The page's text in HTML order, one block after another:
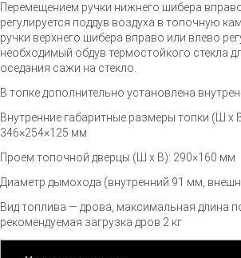
Перемещением ручки нижнего шибера
регулируется поддув воздуха в топочную
ручки верхнего шибера вправо или влево
необходимый обдув термостойкого стекла
оседания сажи на стекло.
В топке дополнительно установлена
Внутренние габаритные размеры топки (Ш х
346×254×125 мм
Проем топочной дверцы (Ш х В): 290×160 мм
Диаметр дымохода (внутренний 91 мм,
Вид топлива — дрова, максимальная длина
рекомендуемая загрузка дров 2 кг